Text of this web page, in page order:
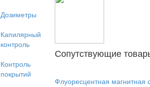
Дозиметры
Капилярный
контроль
Контроль
покрытий
Сопутствующие
Флуоресцентная магнитная